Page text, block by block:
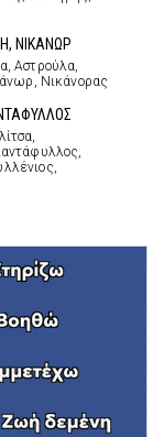
ΝΙΚΑΝΩΡ
Αστρούλα,
Νικάνορας